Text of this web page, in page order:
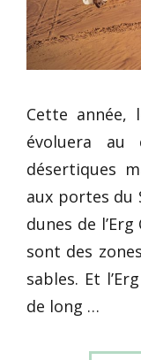
Cette année,
évoluera au
désertiques
aux portes du
dunes de
sont des
sables. Et
de long …